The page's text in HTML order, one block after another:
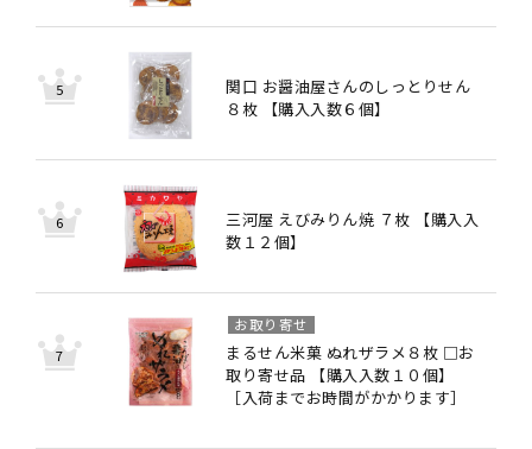
関口 お醤油屋さんのしっとりせん
８枚 【購入入数６個】
三河屋 えびみりん焼 ７枚 【購入入
数１２個】
まるせん米菓 ぬれザラメ８枚 □お
取り寄せ品 【購入入数１０個】
［入荷までお時間がかかります］
お取り寄せ